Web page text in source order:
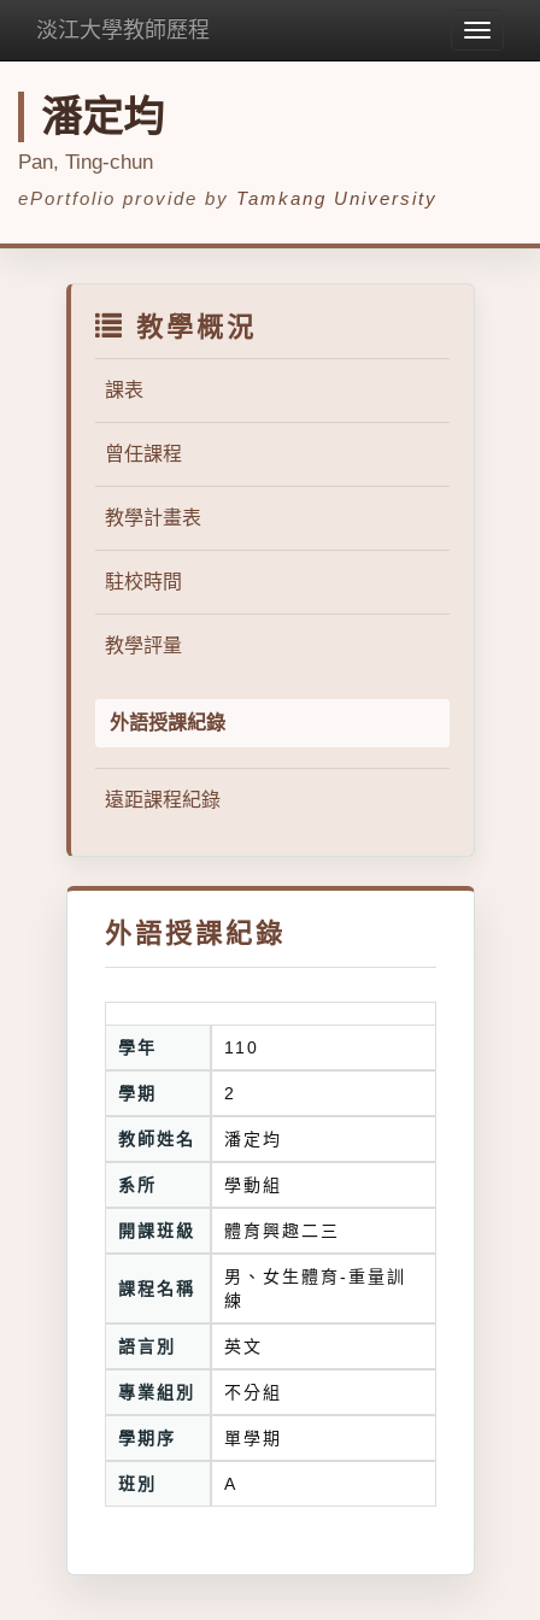
Toggle
淡江大學教師歷程
潘定均
Pan, Ting-chun
ePortfolio provide by Tamkang University
教學概況
課表
曾任課程
教學計畫表
駐校時間
教學評量
外語授課紀錄
遠距課程紀錄
外語授課紀錄
學年 110
學期 2
教師姓名 潘定均
系所 學動組
開課班級 體育興趣二三
課程名稱
男、女生體育-重量訓
練
語言別 英文
專業組別 不分組
學期序 單學期
班別 A